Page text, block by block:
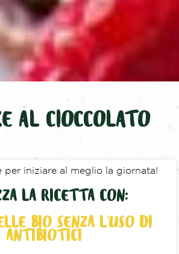
AL CIOCCOLATO
per iniziare al meglio la giornata!
LA RICETTA CON:
BIO SENZA L’USO DI
ANTIBIOTICI